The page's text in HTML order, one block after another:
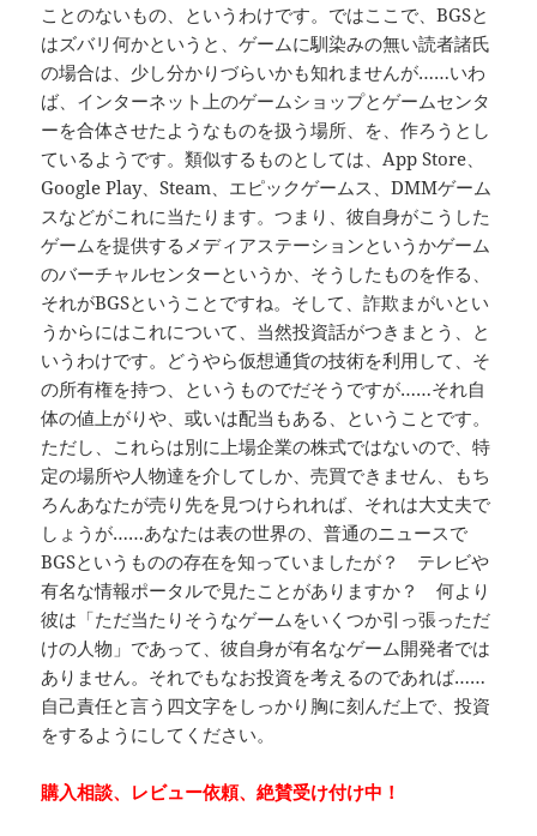
ことのないもの、というわけです。ではここで、BGSと
はズバリ何かというと、ゲームに馴染みの無い読者諸氏
の場合は、少し分かりづらいかも知れませんが……いわ
ば、インターネット上のゲームショップとゲームセンタ
ーを合体させたようなものを扱う場所、を、作ろうとし
ているようです。類似するものとしては、App Store、
Google Play、Steam、エピックゲームス、DMMゲーム
スなどがこれに当たります。つまり、彼自身がこうした
ゲームを提供するメディアステーションというかゲーム
のバーチャルセンターというか、そうしたものを作る、
それがBGSということですね。そして、詐欺まがいとい
うからにはこれについて、当然投資話がつきまとう、と
いうわけです。どうやら仮想通貨の技術を利用して、そ
の所有権を持つ、というものでだそうですが……それ自
体の値上がりや、或いは配当もある、ということです。
ただし、これらは別に上場企業の株式ではないので、特
定の場所や人物達を介してしか、売買できません、もち
ろんあなたが売り先を見つけられれば、それは大丈夫で
しょうが……あなたは表の世界の、普通のニュースで
BGSというものの存在を知っていましたが？ テレビや
有名な情報ポータルで見たことがありますか？ 何より
彼は「ただ当たりそうなゲームをいくつか引っ張っただ
けの人物」であって、彼自身が有名なゲーム開発者では
ありません。それでもなお投資を考えるのであれば……
自己責任と言う四文字をしっかり胸に刻んだ上で、投資
をするようにしてください。
購入相談、レビュー依頼、絶賛受け付け中！